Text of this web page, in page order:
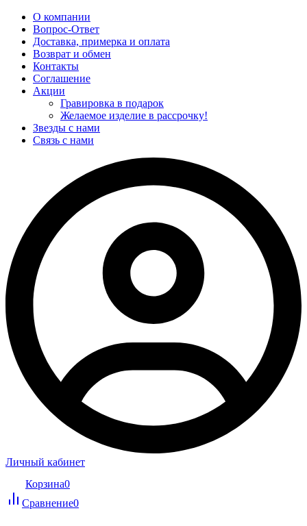
О компании
Вопрос-Ответ
Доставка, примерка и оплата
Возврат и обмен
Контакты
Соглашение
Акции
Гравировка в подарок
Желаемое изделие в рассрочку!
Звезды с нами
Связь с нами
Личный кабинет
Корзина0
Сравнение0